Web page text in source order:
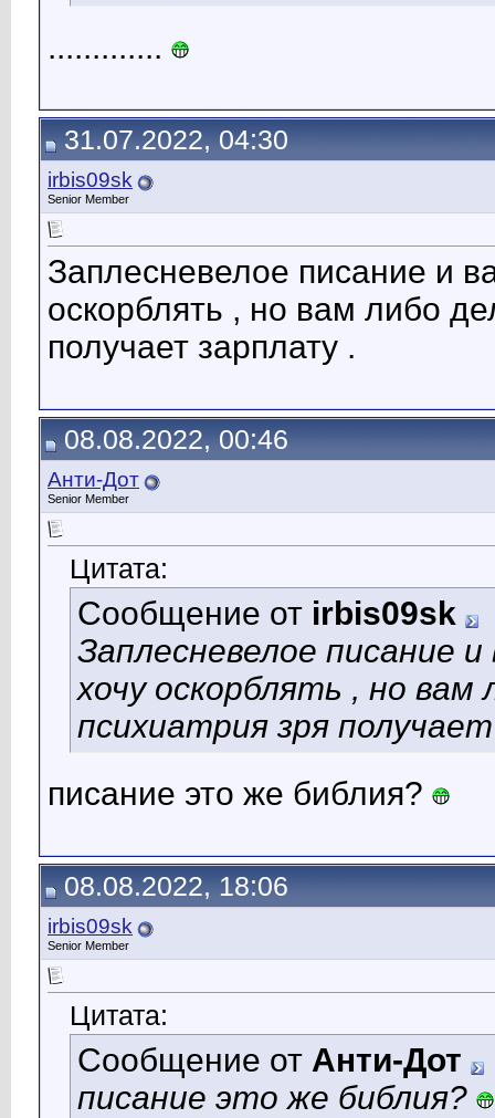
.............
31.07.2022, 04:30
irbis09sk
Senior Member
Заплесневелое писание и
оскорблять , но вам либо
получает зарплату .
08.08.2022, 00:46
Анти-Дот
Senior Member
Цитата:
Сообщение от irbis09sk
Заплесневелое писание
хочу оскорблять , но вам
психиатрия зря
писание это же библия?
08.08.2022, 18:06
irbis09sk
Senior Member
Цитата:
Сообщение от Анти-Дот
писание это же библия?